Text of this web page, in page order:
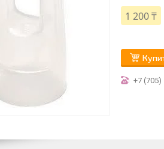
1 200 ₸
+7 (705)